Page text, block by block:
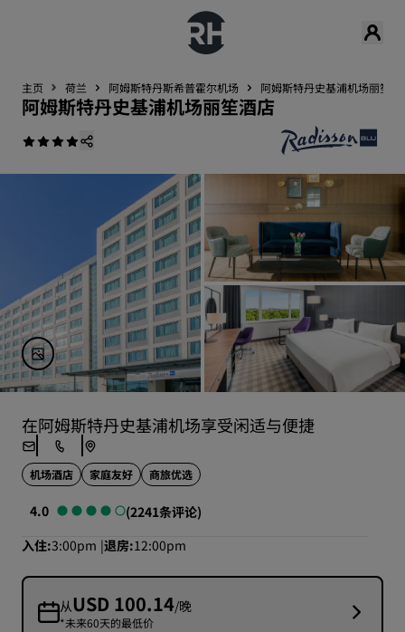
主页 荷兰 阿姆斯特丹斯希普霍尔机场 阿姆斯特丹史基浦机场丽笙酒
阿姆斯特丹史基浦机场丽笙酒店
在阿姆斯特丹史基浦机场享受闲适与便捷
机场酒店 家庭友好 商旅优选
4.0
(2241条评论)
入住 3:00pm 退房 12:00pm
从USD 100.14/晚
*未来60天的最低价